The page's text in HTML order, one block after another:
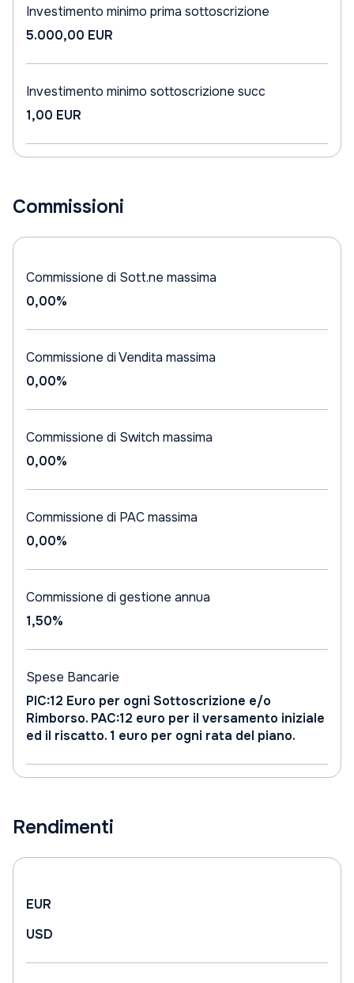
Investimento minimo prima sottoscrizione
5.000,00 EUR
Investimento minimo sottoscrizione succ
1,00 EUR
Commissioni
Commissione di Sott.ne massima
0,00%
Commissione di Vendita massima
0,00%
Commissione di Switch massima
0,00%
Commissione di PAC massima
0,00%
Commissione di gestione annua
1,50%
Spese Bancarie
PIC:12 Euro per ogni Sottoscrizione e/o
Rimborso. PAC:12 euro per il versamento iniziale
ed il riscatto. 1 euro per ogni rata del piano.
Rendimenti
EUR
USD